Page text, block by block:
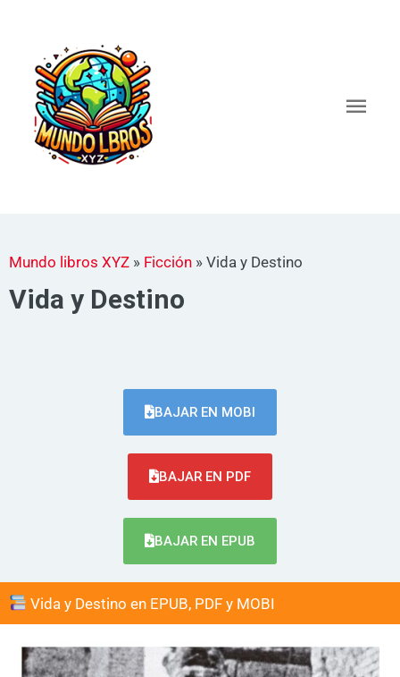
contenido
Mundo libros XYZ » Ficción » Vida y Destino
Vida y Destino
BAJAR EN MOBI
BAJAR EN PDF
BAJAR EN EPUB
Vida y Destino en EPUB, PDF y MOBI